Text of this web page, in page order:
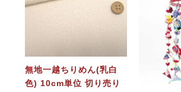
無地一越ちりめん(乳白
色) 10cm単位 切り売り